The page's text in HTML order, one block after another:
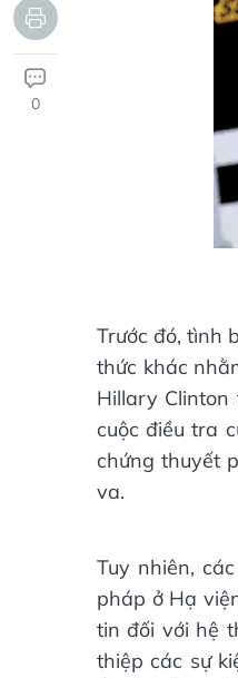
0
Trước đó, tình
thức khác
Hillary
cuộc điều tra
chứng thuyết
va.
Tuy nhiên,
pháp ở Hạ
tin đối với hệ
thiệp các sự